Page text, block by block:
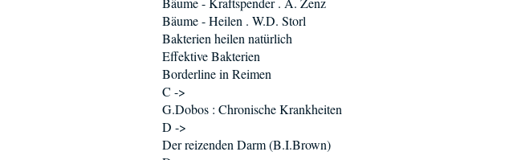
Bäume - Heilen . W.D. Storl
Bakterien heilen natürlich
Effektive Bakterien
Borderline in Reimen
C ->
G.Dobos : Chronische Krankheiten
D ->
Der reizenden Darm (B.I.Brown)